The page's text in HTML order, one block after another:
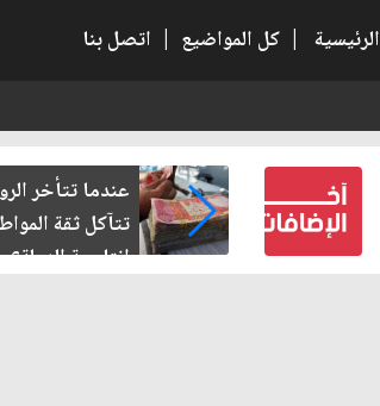
الرئيسية | كل المواضيع | اتصل بنا
حين
عندما تتأخر
تتآكل ثقة
إنتاجية الدولة؟